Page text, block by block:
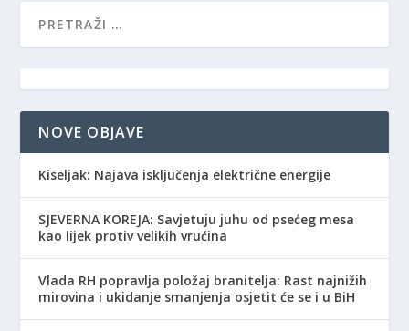
NOVE OBJAVE
Kiseljak: Najava isključenja električne energije
SJEVERNA KOREJA: Savjetuju juhu od psećeg mesa
kao lijek protiv velikih vrućina
Vlada RH popravlja položaj branitelja: Rast najnižih
mirovina i ukidanje smanjenja osjetit će se i u BiH